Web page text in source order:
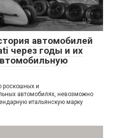
0
автомобилей
через годы и их
роскошных и
автомобилях, невозможно
итальянскую марку